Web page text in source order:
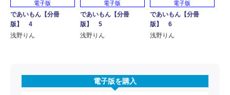
電子版
であいもん【分冊
版】 4
浅野りん
電子版
であいもん【分冊
版】 5
浅野りん
電子版
であいもん【分冊
版】 6
浅野りん
電子版を購入